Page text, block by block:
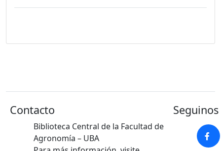
Contacto
Biblioteca Central de la Facultad de
Agronomía – UBA